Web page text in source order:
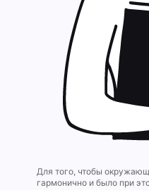
Для того, чтобы
гармонично и было при